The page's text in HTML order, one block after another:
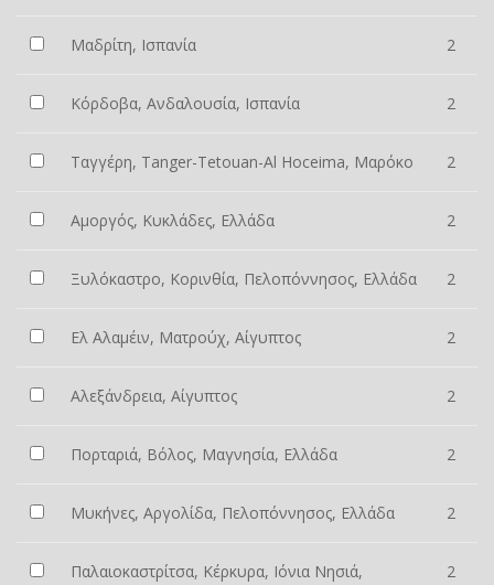
Μαδρίτη, Ισπανία 2
Κόρδοβα, Ανδαλουσία, Ισπανία 2
Ταγγέρη, Tanger-Tetouan-Al Hoceima, Μαρόκο 2
Αμοργός, Κυκλάδες, Ελλάδα 2
Ξυλόκαστρο, Κορινθία, Πελοπόννησος, Ελλάδα 2
Ελ Αλαμέιν, Ματρούχ, Αίγυπτος 2
Αλεξάνδρεια, Αίγυπτος 2
Πορταριά, Βόλος, Μαγνησία, Ελλάδα 2
Μυκήνες, Αργολίδα, Πελοπόννησος, Ελλάδα 2
Παλαιοκαστρίτσα, Κέρκυρα, Ιόνια Νησιά, 2